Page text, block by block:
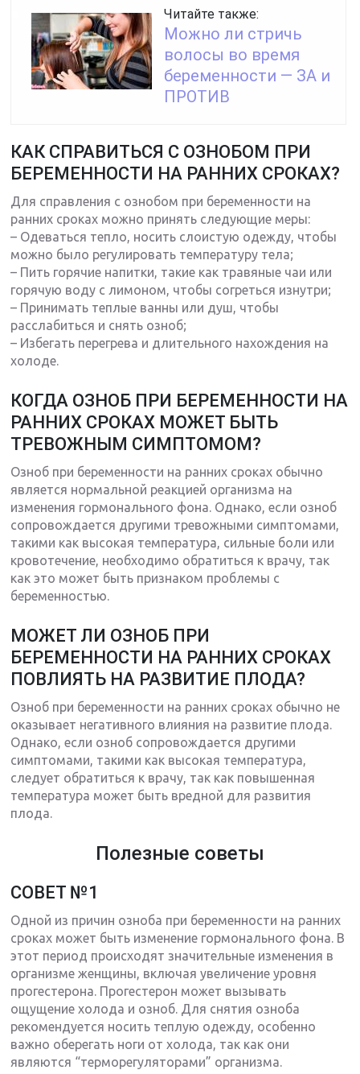
Читайте также:
Можно ли стричь
волосы во время
беременности — ЗА и
ПРОТИВ
КАК СПРАВИТЬСЯ С ОЗНОБОМ ПРИ
БЕРЕМЕННОСТИ НА РАННИХ СРОКАХ?
Для справления с ознобом при беременности на
ранних сроках можно принять следующие меры:
– Одеваться тепло, носить слоистую одежду, чтобы
можно было регулировать температуру тела;
– Пить горячие напитки, такие как травяные чаи или
горячую воду с лимоном, чтобы согреться изнутри;
– Принимать теплые ванны или душ, чтобы
расслабиться и снять озноб;
– Избегать перегрева и длительного нахождения на
холоде.
КОГДА ОЗНОБ ПРИ БЕРЕМЕННОСТИ НА
РАННИХ СРОКАХ МОЖЕТ БЫТЬ
ТРЕВОЖНЫМ СИМПТОМОМ?
Озноб при беременности на ранних сроках обычно
является нормальной реакцией организма на
изменения гормонального фона. Однако, если озноб
сопровождается другими тревожными симптомами,
такими как высокая температура, сильные боли или
кровотечение, необходимо обратиться к врачу, так
как это может быть признаком проблемы с
беременностью.
МОЖЕТ ЛИ ОЗНОБ ПРИ
БЕРЕМЕННОСТИ НА РАННИХ СРОКАХ
ПОВЛИЯТЬ НА РАЗВИТИЕ ПЛОДА?
Озноб при беременности на ранних сроках обычно не
оказывает негативного влияния на развитие плода.
Однако, если озноб сопровождается другими
симптомами, такими как высокая температура,
следует обратиться к врачу, так как повышенная
температура может быть вредной для развития
плода.
Полезные советы
СОВЕТ №1
Одной из причин озноба при беременности на ранних
сроках может быть изменение гормонального фона. В
этот период происходят значительные изменения в
организме женщины, включая увеличение уровня
прогестерона. Прогестерон может вызывать
ощущение холода и озноб. Для снятия озноба
рекомендуется носить теплую одежду, особенно
важно оберегать ноги от холода, так как они
являются “терморегуляторами” организма.